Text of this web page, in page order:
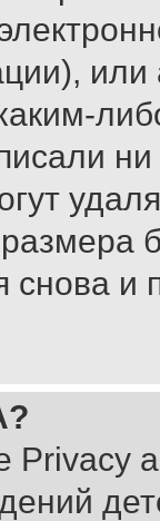
снова и
Privacy